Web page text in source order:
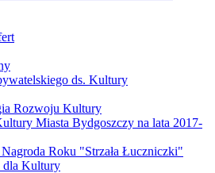
ds. Kultury
Rozwoju Kultury
Miasta Bydgoszczy na lata 2017-
Roku "Strzała Łuczniczki"
dla Kultury